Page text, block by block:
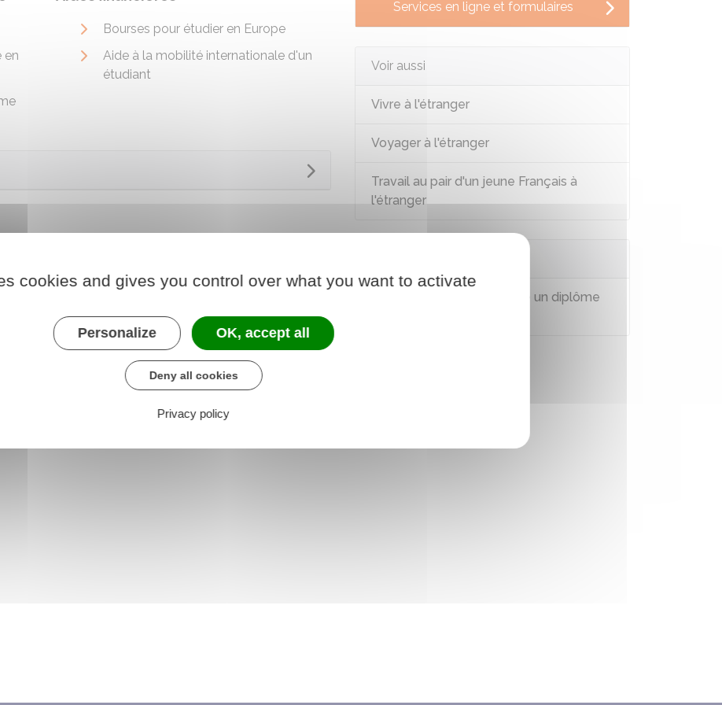
en
Bourses pour étudier en Europe
Aide à la mobilité internationale d'un
étudiant
Services en ligne et formulaires
Voir aussi
Vivre à l'étranger
Voyager à l'étranger
Travail au pair d'un jeune Français à
l'étranger
Comment faire reconnaître un diplôme
cookies and gives you control over what you want to activate
Personalize OK, accept all
Deny all cookies
Privacy policy